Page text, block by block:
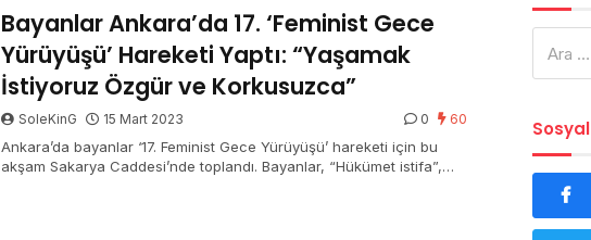
Bayanlar Ankara’da 17. ‘Feminist Gece
Yürüyüşü’ Hareketi Yaptı: “Yaşamak
İstiyoruz Özgür ve Korkusuzca”
SoleKinG 15 Mart 2023 0 60
Ankara’da bayanlar ‘17. Feminist Gece Yürüyüşü’ hareketi için bu
akşam Sakarya Caddesi’nde toplandı. Bayanlar, “Hükümet istifa”,
Sosyal